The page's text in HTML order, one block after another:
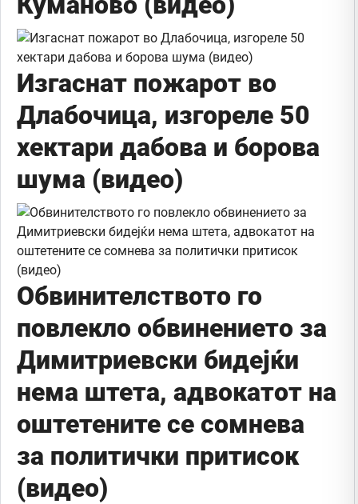
Изгаснат пожарот во
Длабочица, изгореле 50
хектари дабова и борова
шума (видео)
Обвинителството го
повлекло обвинението за
Димитриевски бидејќи
нема штета, адвокатот на
оштетените се сомнева
за политички притисок
(видео)